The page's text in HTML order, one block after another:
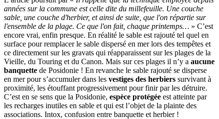
années sur la commune est celle dite du millefeuille. Une couche
sable, une couche d'herbier, et ainsi de suite, que l'on répartie sur
l'ensemble de la plage. Ce que l'on fait, chaque printemps… » C’est
encore vrai, enfin presque. En réalité le sable est rajouté tel quel en
surface pour remplacer le sable dispersé en mer lors des tempêtes et
ce directement sur les gravats qui réapparaissent sur les plages de la
Vieille, du Touring et du Canon. Mais sur ces plages il n’y a aucune
banquette de Posidonie ! En revanche le sable rajouté se disperse
en mer pour s’accumuler dans les vestiges des herbiers survivant à
proximité, les étouffant progressivement pour finir par les détruire.
C’est en se sens que la Posidonie, espèce protégée est atteinte par
les recharges inutiles en sable et qui est l’objet de la plainte des
associations. Intox, confusion entre banquette et herbier !